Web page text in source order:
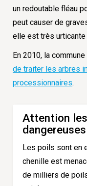
un redoutable fléau
peut causer de
elle est très
En 2010, la
de traiter les arbres
processionnaires.
Attention
Les poils sont en
chenille est
de milliers de